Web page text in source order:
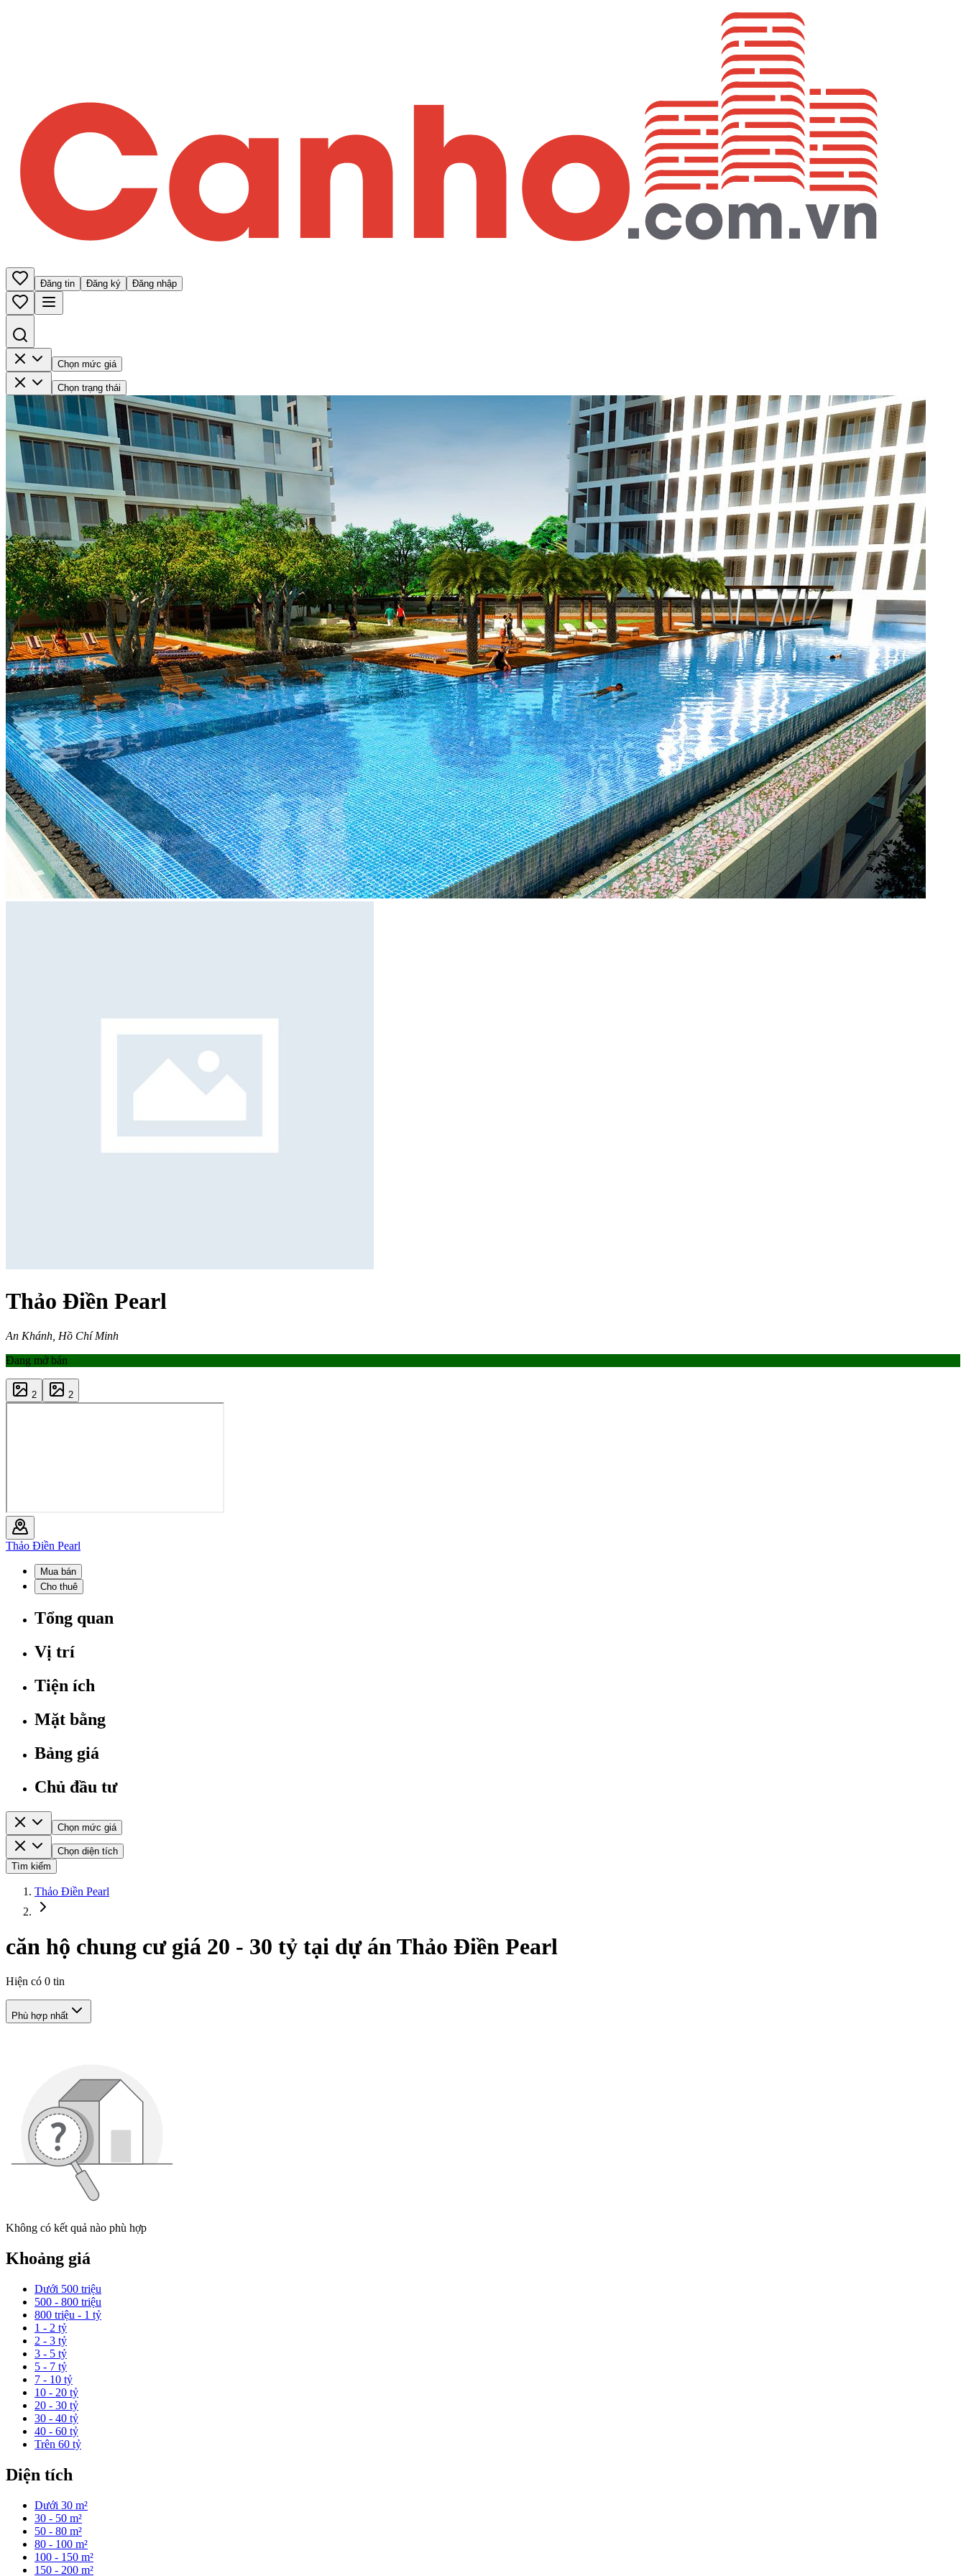
Đăng tin Đăng ký Đăng nhập
Chọn mức giá
Chọn trạng thái
Thảo Điền Pearl
An Khánh, Hồ Chí Minh
Đang mở bán
2 2
Thảo Điền Pearl
Mua bán
Cho thuê
Tổng quan
Vị trí
Tiện ích
Mặt bằng
Bảng giá
Chủ đầu tư
Chọn mức giá
Chọn diện tích
Tìm kiếm
Thảo Điền Pearl
căn hộ chung cư giá 20 - 30 tỷ tại dự án Thảo Điền Pearl
Hiện có 0 tin
Phù hợp nhất
Không có kết quả nào phù hợp
Khoảng giá
Dưới 500 triệu
500 - 800 triệu
800 triệu - 1 tỷ
1 - 2 tỷ
2 - 3 tỷ
3 - 5 tỷ
5 - 7 tỷ
7 - 10 tỷ
10 - 20 tỷ
20 - 30 tỷ
30 - 40 tỷ
40 - 60 tỷ
Trên 60 tỷ
Diện tích
Dưới 30 m²
30 - 50 m²
50 - 80 m²
80 - 100 m²
100 - 150 m²
150 - 200 m²